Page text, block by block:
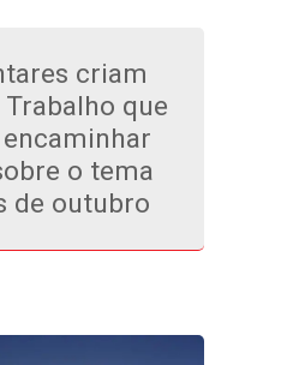
criam
que
o tema
de outubro